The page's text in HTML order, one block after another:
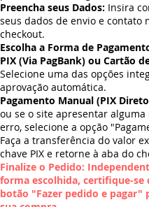
Preencha seus Dados: Insira
seus dados de envio e contato
checkout.
Escolha a Forma de
PIX (Via PagBank) ou Cartão
Selecione uma das opções
aprovação automática.
Pagamento Manual (PIX
ou se o site apresentar alguma
erro, selecione a opção
Faça a transferência do valor
chave PIX e retorne à aba do
Finalize o Pedido:
forma escolhida, certifique-se
botão "Fazer pedido e pagar"